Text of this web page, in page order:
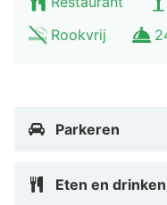
Rookvrij
Parkeren
Eten en drinken